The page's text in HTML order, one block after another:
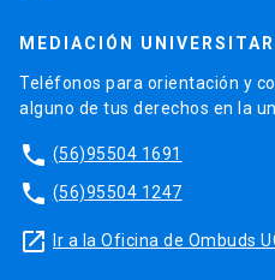
MEDIACIÓN
Teléfonos para orientación y
alguno de tus derechos en la
phone (56)95504 1691
phone (56)95504 1247
launch Ir a la Oficina de Ombuds